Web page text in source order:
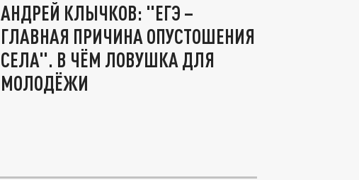
АНДРЕЙ КЛЫЧКОВ: "ЕГЭ –
ГЛАВНАЯ ПРИЧИНА ОПУСТОШЕНИЯ
СЕЛА". В ЧЁМ ЛОВУШКА ДЛЯ
МОЛОДЁЖИ